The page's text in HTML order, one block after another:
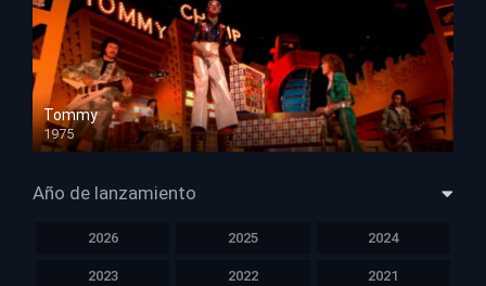
Tommy
1975
HD 1080p
Año de lanzamiento
2026 2025 2024
2023 2022 2021